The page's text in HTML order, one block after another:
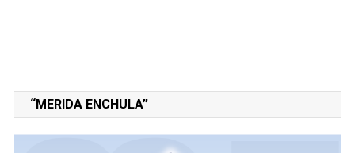
“MERIDA ENCHULA”